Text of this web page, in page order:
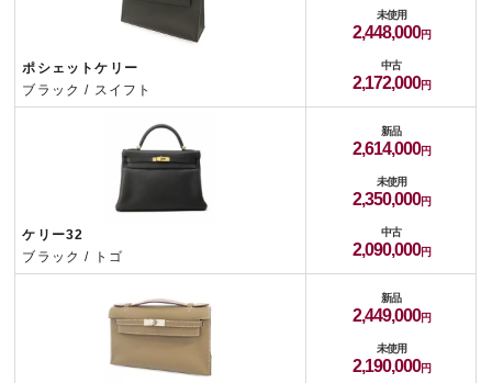
ポシェットケリー
ブラック / スイフト
未使用
2,448,000
中古
2,172,000
ケリー32
ブラック / トゴ
新品
2,614,000
未使用
2,350,000
中古
2,090,000
新品
2,449,000
未使用
2,190,000